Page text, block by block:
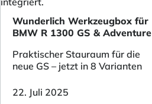
Wunderlich Werkzeugbox für
BMW R 1300 GS & Adventure
Praktischer Stauraum für die
neue GS – jetzt in 8 Varianten
22. Juli 2025